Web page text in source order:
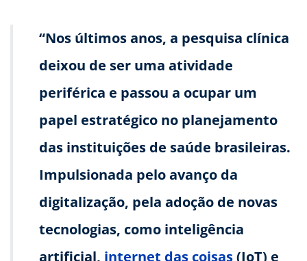
“Nos últimos anos, a pesquisa clínica
deixou de ser uma atividade
periférica e passou a ocupar um
papel estratégico no planejamento
das instituições de saúde brasileiras.
Impulsionada pelo avanço da
digitalização, pela adoção de novas
tecnologias, como inteligência
artificial, internet das coisas(IoT) e